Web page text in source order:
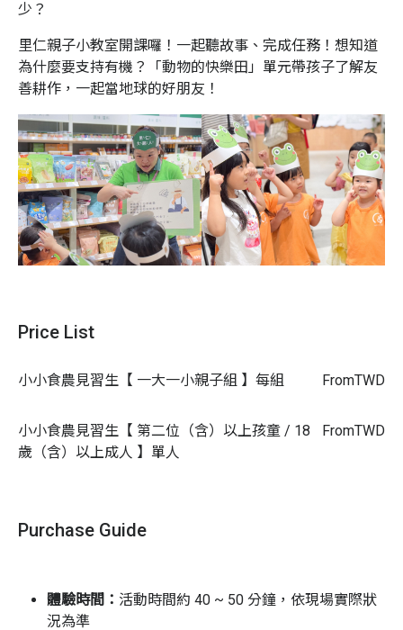
少？
里仁親子小教室開課囉！一起聽故事、完成任務！想知道
為什麼要支持有機？「動物的快樂田」單元帶孩子了解友
善耕作，一起當地球的好朋友！
從里仁故事出發，開啟孩子的食農旅程
守護土地，有廠商堅持少添加、推動惜食，
也有越來越多
親子教育團隊「小人小學」結合 108 課綱，將這些故事設
計成教材，讓孩子輕鬆認識食物背後的食農知識！
里仁親子小教室共五個單元
（✅本堂課程）
單元 2 天然的尚好 | 認識食物原來的味道
Price List
小小食農見習生【 一大一小親子組 】每組 FromTWD
小小食農見習生【 第二位（含）以上孩童 / 18
歲（含）以上成人 】單人
FromTWD
Purchase Guide
體驗時間： 活動時間約 40 ~ 50 分鐘，依現場實際狀
況為準